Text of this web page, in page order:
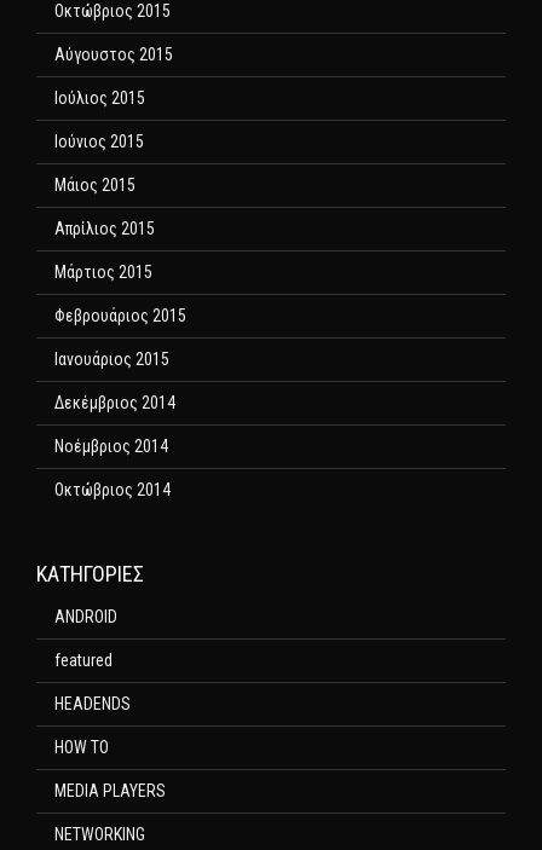
Οκτώβριος 2015
Αύγουστος 2015
Ιούλιος 2015
Ιούνιος 2015
Μάιος 2015
Απρίλιος 2015
Μάρτιος 2015
Φεβρουάριος 2015
Ιανουάριος 2015
Δεκέμβριος 2014
Νοέμβριος 2014
Οκτώβριος 2014
KΑΤΗΓΟΡΊΕΣ
ANDROID
featured
HEADENDS
HOW TO
MEDIA PLAYERS
NETWORKING